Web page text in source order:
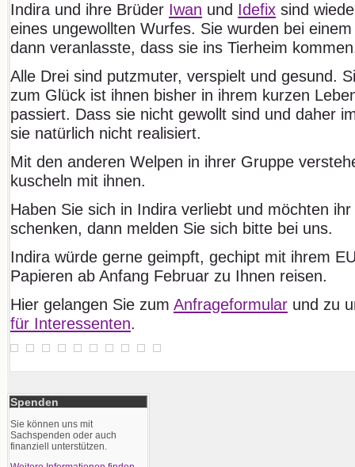
Indira und ihre Brüder Iwan und Idefix sind
eines ungewollten Wurfes. Sie wurden bei
dann veranlasste, dass sie ins Tierheim
Alle Drei sind putzmuter, verspielt und gesund.
zum Glück ist ihnen bisher in ihrem kurzen
passiert. Dass sie nicht gewollt sind und daher
sie natürlich nicht realisiert.
Mit den anderen Welpen in ihrer Gruppe
kuscheln mit ihnen.
Haben Sie sich in Indira verliebt und möchten
schenken, dann melden Sie sich bitte bei uns.
Indira würde gerne geimpft, gechipt mit ihrem
Papieren ab Anfang Februar zu Ihnen reisen.
Hier gelangen Sie zum Anfrageformular und zu
für Interessenten.
Spenden
Sie können uns mit
Sachspenden oder auch
finanziell unterstützen.